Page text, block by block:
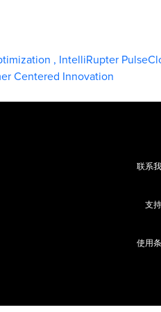
, IntelliRupter
Centered Innovation
联系
支持
使用